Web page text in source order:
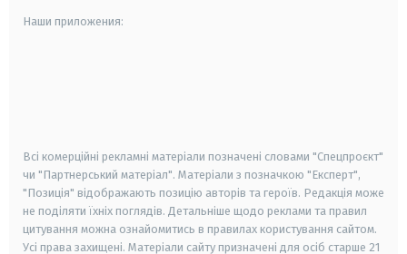
Наши приложения:
Всі комерційні рекламні матеріали позначені словами "Спецпроєкт"
чи "Партнерський матеріал". Матеріали з позначкою "Експерт",
"Позиція" відображають позицію авторів та героїв. Редакція може
не поділяти їхніх поглядів. Детальніше щодо реклами та правил
цитування можна ознайомитись в правилах користування сайтом.
Усі права захищені. Матеріали сайту призначені для осіб старше 21